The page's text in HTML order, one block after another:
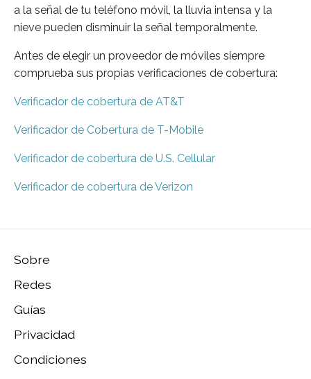
a la señal de tu teléfono móvil, la lluvia intensa y la
nieve pueden disminuir la señal temporalmente.
Antes de elegir un proveedor de móviles siempre
comprueba sus propias verificaciones de cobertura:
Verificador de cobertura de AT&T
Verificador de Cobertura de T-Mobile
Verificador de cobertura de U.S. Cellular
Verificador de cobertura de Verizon
Sobre
Redes
Guías
Privacidad
Condiciones